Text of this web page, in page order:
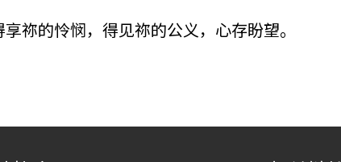
祢的怜悯，得见祢的公义，心存盼望。